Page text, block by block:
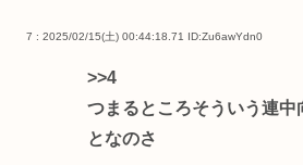
7 : 2025/02/15(土) 00:44:18.71 ID:Zu6awYdn0
>>4
つまるところそういう連中
となのさ